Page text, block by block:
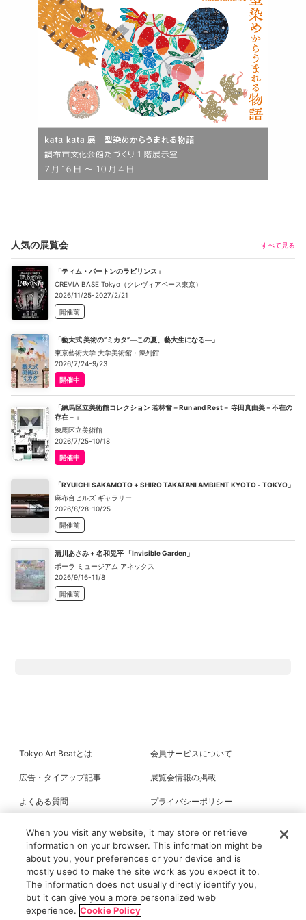
人気の展覧会 すべて見る
「ティム・バートンのラビリンス」
CREVIA BASE Tokyo（クレヴィアベース東京）
2026/11/25-2027/2/21
開催前
「藝大式 美術の“ミカタ”―この夏、藝大生になる―」
東京藝術大学 大学美術館・陳列館
2026/7/24-9/23
開催中
「練馬区立美術館コレクション 若林奮－Run and Rest－ 寺田真由美－不在の
存在－」
練馬区立美術館
2026/7/25-10/18
開催中
「RYUICHI SAKAMOTO + SHIRO TAKATANI AMBIENT KYOTO - TOKYO」
麻布台ヒルズ ギャラリー
2026/8/28-10/25
開催前
清川あさみ + 名和晃平 「Invisible Garden」
ポーラ ミュージアム アネックス
2026/9/16-11/8
開催前
Tokyo Art Beatとは 会員サービスについて
広告・タイアップ記事 展覧会情報の掲載
よくある質問 プライバシーポリシー
All content on this site is © its respective owner(s). Tokyo Art Beat (2004-
2026).
When you visit any website, it may store or retrieve
information on your browser. This information might be
about you, your preferences or your device and is
mostly used to make the site work as you expect it to.
The information does not usually directly identify you,
but it can give you a more personalized web
experience. Cookie Policy